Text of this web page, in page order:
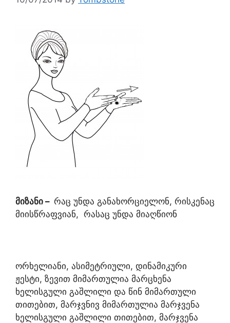
მიზანი – რაც უნდა განახორციელონ, რისკენაც
მიისწრაფვიან, რასაც უნდა მიაღწიონ
ორხელიანი, ასიმეტრიული, დინამიკური
ჟესტი, ზევით მიმართულია მარცხენა
ხელისგული გაშლილი და წინ მიმართული
თითებით, მარჯვნივ მიმართულია მარჯვენა
ხელისგული გაშლილი თითებით, მარჯვენა